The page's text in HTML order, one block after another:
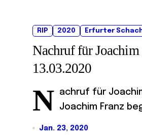
RIP 2020 Erfurter
Nachruf für Joachim
13.03.2020
N
achruf für
Joachim Franz
Jan. 23, 2020